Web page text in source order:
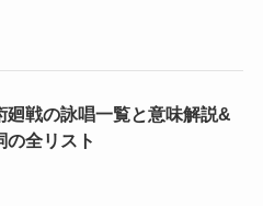
廻戦の詠唱一覧と意味解説&
の全リスト